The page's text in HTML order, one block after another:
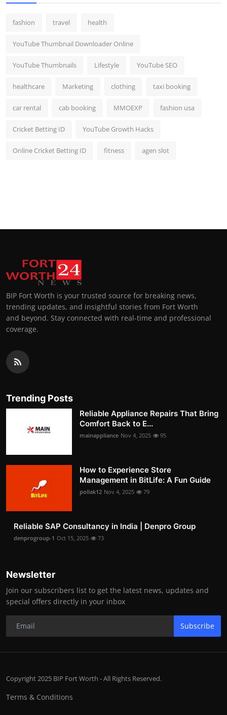
fashion travel health
YouTube Thumbnail Downloader Online
YouTube Thumbnails Lifestyle YouTube SEO
healthcare Marketing clothing taxi booking
car rental cab booking MMOEXP fashion usa
Cricket Betting ID YouTube Growth Hacks
Online Cricket Betting ID fitness agen slot
BIP Fort Worth is your trusted source for breaking news,
trending updates, and insightful stories from Fort Worth
and beyond. Stay connected with real-time and professional
coverage.
Trending Posts
Reliable Appliance Repairs That Bring
Comfort Back to E...
mainappliance Nov 4, 2025 95
How to Experience Store
Management in BitLife: A Fun Guide
pollak12 Nov 4, 2025 79
Reliable SAP Consultancy in India | Denpro Group
denprogroup-1 Oct 15, 2025 73
Newsletter
Join our subscribers list to get the latest news, updates and
special offers directly in your inbox
Subscribe
Copyright 2025 BIP Fort Worth - All Rights Reserved.
Terms & Conditions